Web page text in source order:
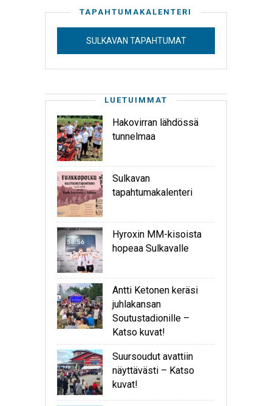
TAPAHTUMAKALENTERI
SULKAVAN TAPAHTUMAT
LUETUIMMAT
Hakovirran lähdössä
tunnelmaa
Sulkavan
tapahtumakalenteri
Hyroxin MM-kisoista
hopeaa Sulkavalle
Antti Ketonen keräsi
juhlakansan
Soutustadionille –
Katso kuvat!
Suursoudut avattiin
näyttävästi – Katso
kuvat!